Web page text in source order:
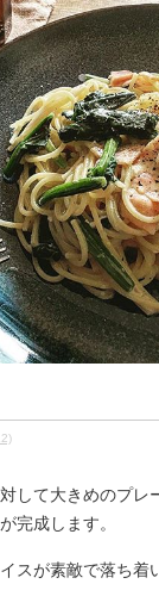
して大きめのプレ
完成します。
スが素敵で落ち着